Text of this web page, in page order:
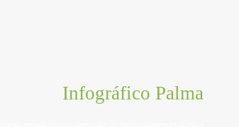
Infográfico Palma